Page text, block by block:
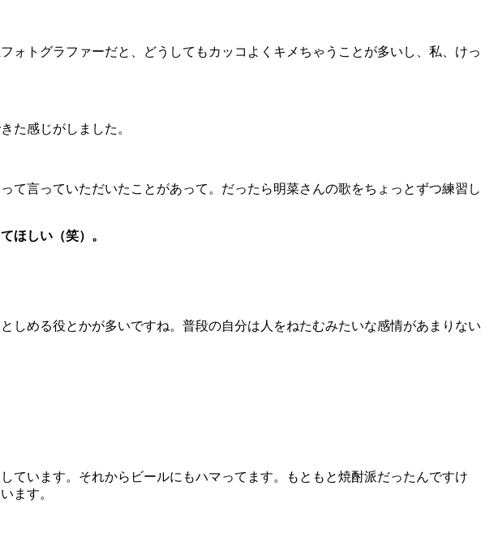
トグラファーだと、どうしてもカッコよくキメちゃうことが多いし、私、けっ
た感じがしました。
言っていただいたことがあって。だったら明菜さんの歌をちょっとずつ練習し
ほしい（笑）。
める役とかが多いですね。普段の自分は人をねたむみたいな感情があまりない
います。それからビールにもハマってます。もともと焼酎派だったんですけ
ます。